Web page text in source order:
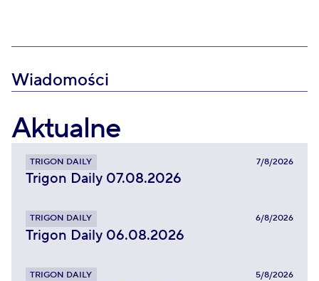
Wiadomości
Aktualne
TRIGON DAILY 7/8/2026
Trigon Daily 07.08.2026
TRIGON DAILY 6/8/2026
Trigon Daily 06.08.2026
TRIGON DAILY 5/8/2026